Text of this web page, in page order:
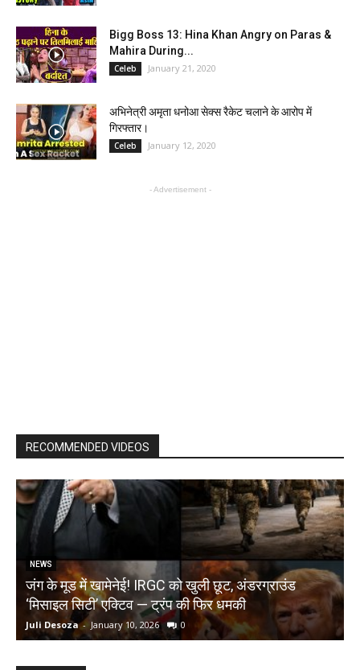
Bigg Boss 13: Hina Khan Angry on Paras &
Mahira During...
Celeb January 21, 2020
अभिनेत्री अमृता धनोआ सेक्स रैकेट चलाने के आरोप में
गिरफ्तार।
Celeb January 12, 2020
- Advertisement -
RECOMMENDED VIDEOS
NEWS
जंग के मूड में खामेनेई! IRGC को खुली छूट, अंडरग्राउंड
‘मिसाइल सिटी’ एक्टिव — ट्रंप की फिर धमकी
Juli Desoza - January 10, 2026 0